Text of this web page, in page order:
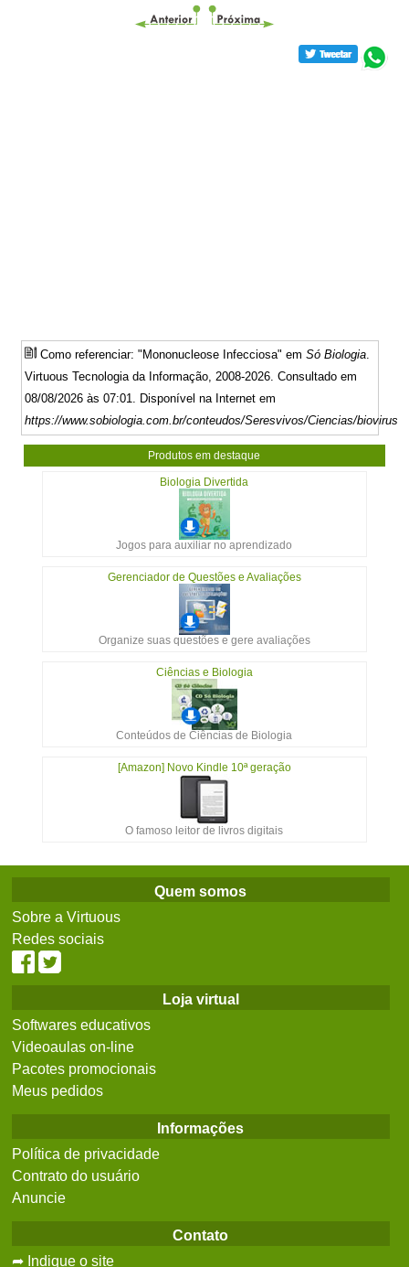
Como referenciar: "Mononucleose Infecciosa" emSó Biologia
Virtuous Tecnologia da Informação, 2008-2026. Consultado em
08/08/2026 às 07:01. Disponível na Internet em
https://www.sobiologia.com.br/conteudos/Seresvivos/Ciencias/
Produtos em destaque
Biologia Divertida
Jogos para auxiliar no aprendizado
Gerenciador de Questões e Avaliações
Organize suas questões e gere avaliações
Ciências e Biologia
Conteúdos de Ciências de Biologia
[Amazon] Novo Kindle 10ª geração
O famoso leitor de livros digitais
Quem somos
Sobre a Virtuous
Redes sociais
Loja virtual
Softwares educativos
Videoaulas on-line
Pacotes promocionais
Meus pedidos
Informações
Política de privacidade
Contrato do usuário
Anuncie
Contato
➦ Indique o site